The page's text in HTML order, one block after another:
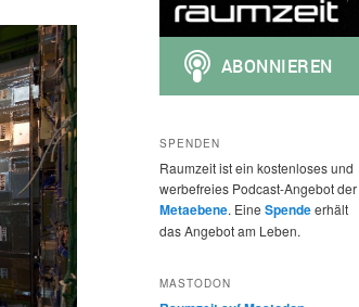
SPENDEN
Raumzeit ist ein kostenloses und
werbefreies Podcast-Angebot der
Metaebene. Eine Spendeerhält
das Angebot am Leben.
MASTODON